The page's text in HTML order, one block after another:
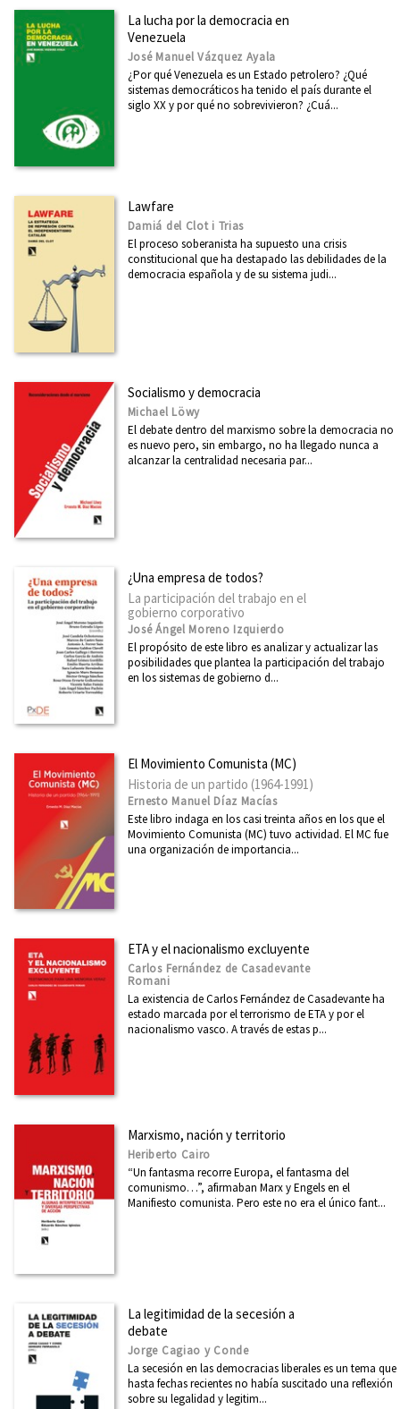
La lucha por la democracia en
Venezuela
José Manuel Vázquez Ayala
¿Por qué Venezuela es un Estado petrolero? ¿Qué
sistemas democráticos ha tenido el país durante el
siglo XX y por qué no sobrevivieron? ¿Cuá...
Lawfare
Damiá del Clot i Trias
El proceso soberanista ha supuesto una crisis
constitucional que ha destapado las debilidades de la
democracia española y de su sistema judi...
Socialismo y democracia
Michael Löwy
El debate dentro del marxismo sobre la democracia no
es nuevo pero, sin embargo, no ha llegado nunca a
alcanzar la centralidad necesaria par...
¿Una empresa de todos?
La participación del trabajo en el
gobierno corporativo
José Ángel Moreno Izquierdo
El propósito de este libro es analizar y actualizar las
posibilidades que plantea la participación del trabajo
en los sistemas de gobierno d...
El Movimiento Comunista (MC)
Historia de un partido (1964-1991)
Ernesto Manuel Díaz Macías
Este libro indaga en los casi treinta años en los que el
Movimiento Comunista (MC) tuvo actividad. El MC fue
una organización de importancia...
ETA y el nacionalismo excluyente
Carlos Fernández de Casadevante
Romani
La existencia de Carlos Fernández de Casadevante ha
estado marcada por el terrorismo de ETA y por el
nacionalismo vasco. A través de estas p...
Marxismo, nación y territorio
Heriberto Cairo
“Un fantasma recorre Europa, el fantasma del
comunismo…”, afirmaban Marx y Engels en el
Manifiesto comunista. Pero este no era el único fant...
La legitimidad de la secesión a
debate
Jorge Cagiao y Conde
La secesión en las democracias liberales es un tema que
hasta fechas recientes no había suscitado una reflexión
sobre su legalidad y legitim...